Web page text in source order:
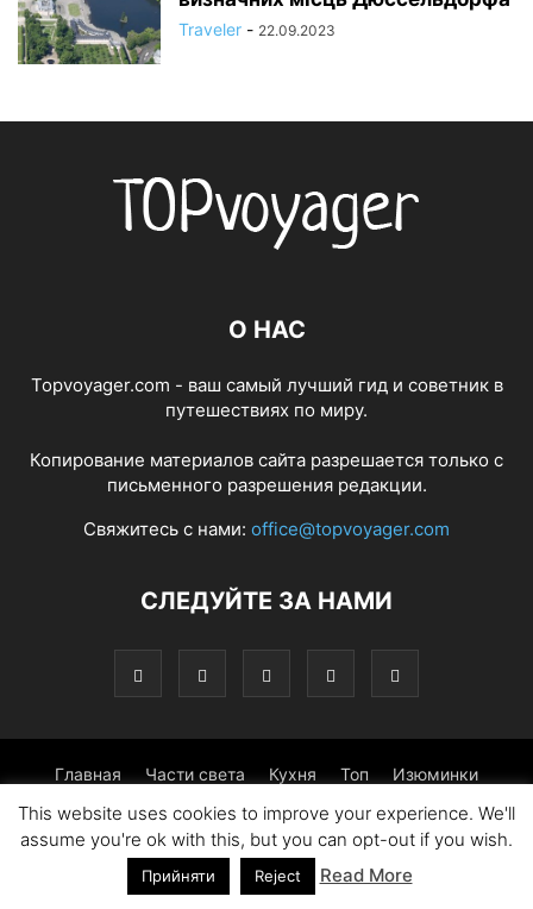
Traveler - 22.09.2023
О НАС
Topvoyager.com - ваш самый лучший гид и советник в
путешествиях по миру.
Копирование материалов сайта разрешается только с
письменного разрешения редакции.
Свяжитесь с нами: office@topvoyager.com
СЛЕДУЙТЕ ЗА НАМИ
Главная Части света Кухня Топ Изюминки
Фотопрогулка Традиции Советы
© Copyright 2016-2026 - Topvoyager.com
This website uses cookies to improve your experience. We'll
assume you're ok with this, but you can opt-out if you wish.
Прийняти Reject Read More